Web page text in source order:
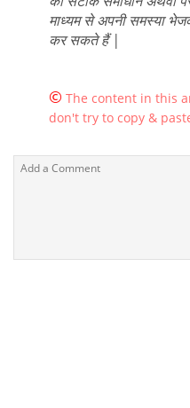
माध्यम से अपनी समस्या
कर सकते हैं |
© The content in this
don't try to copy &